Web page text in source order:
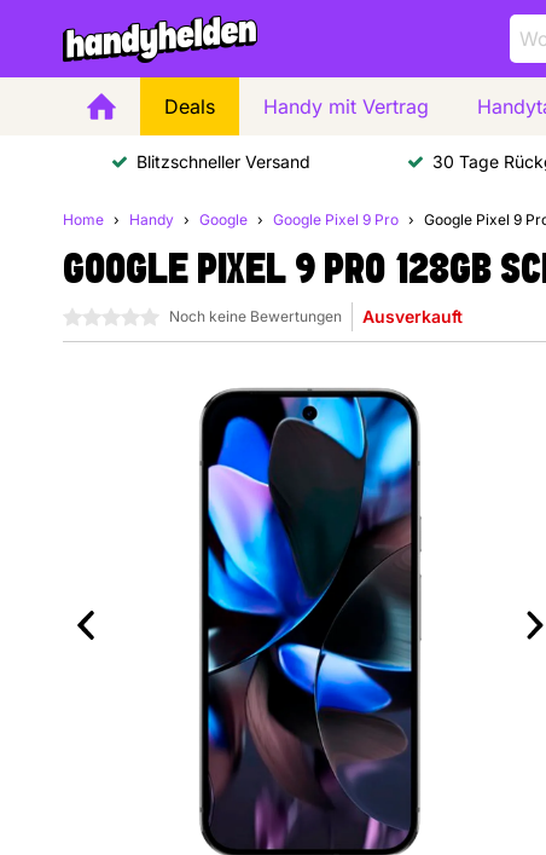
Deals Handy mit Vertrag
Blitzschneller Versand 30 Tage
Home Handy Google Google Pixel 9 Pro Google Pixel 9
GOOGLE PIXEL 9 PRO 128GB
0 Sterne Noch keine Bewertungen Ausverkauft